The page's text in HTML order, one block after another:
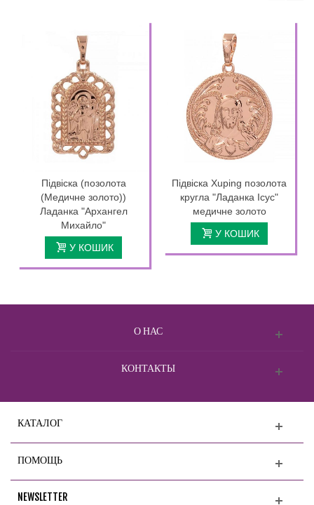
Підвіска (позолота
(Медичне золото))
Ладанка "Архангел
Михайло"
У КОШИК
Підвіска Xuping позолота
кругла "Ладанка Ісус"
медичне золото
У КОШИК
О НАС
КОНТАКТЫ
КАТАЛОГ
ПОМОЩЬ
NEWSLETTER